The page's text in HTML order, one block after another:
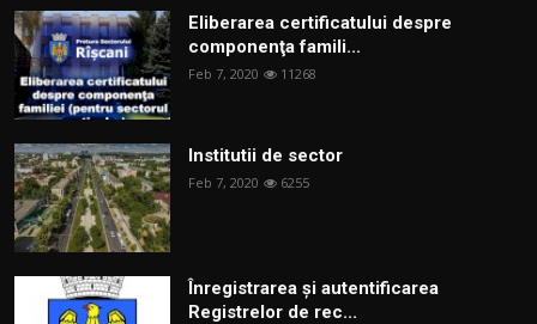
Eliberarea certificatului despre
componenţa famili...
Feb 7, 2020 11268
Institutii de sector
Feb 7, 2020 6255
Înregistrarea și autentificarea
Registrelor de rec...